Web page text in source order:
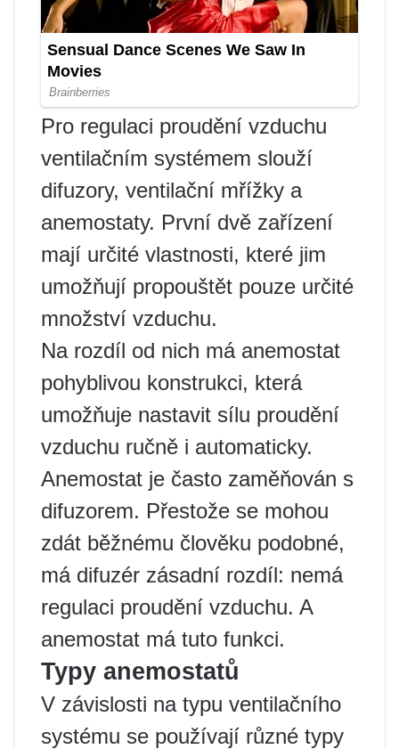
Pro regulaci proudění vzduchu
ventilačním systémem slouží
difuzory, ventilační mřížky a
anemostaty. První dvě zařízení
mají určité vlastnosti, které jim
umožňují propouštět pouze určité
množství vzduchu.
Na rozdíl od nich má anemostat
pohyblivou konstrukci, která
umožňuje nastavit sílu proudění
vzduchu ručně i automaticky.
Anemostat je často zaměňován s
difuzorem. Přestože se mohou
zdát běžnému člověku podobné,
má difuzér zásadní rozdíl: nemá
regulaci proudění vzduchu. A
anemostat má tuto funkci.
Typy anemostatů
V závislosti na typu ventilačního
systému se používají různé typy